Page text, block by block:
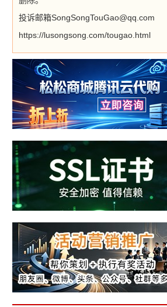
投诉邮箱SongSongTouGao@qq.com
https://lusongsong.com/tougao.html